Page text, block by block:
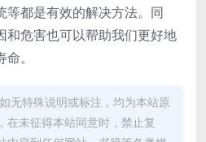
等都是有效的解决方法。同
和危害也可以帮助我们更好地
。
无特殊说明或标注，均为本站原
在未征得本站同意时，禁止复